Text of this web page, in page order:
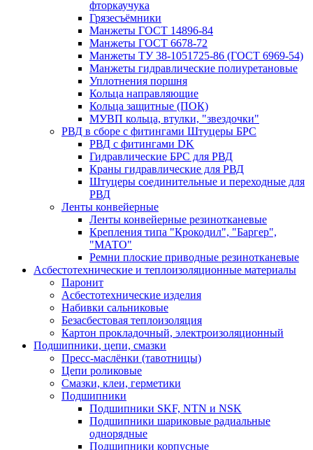
фторкаучука
Грязесъёмники
Манжеты ГОСТ 14896-84
Манжеты ГОСТ 6678-72
Манжеты ТУ 38-1051725-86 (ГОСТ 6969-54)
Манжеты гидравлические полиуретановые
Уплотнения поршня
Кольца направляющие
Кольца защитные (ПОК)
МУВП кольца, втулки, "звездочки"
РВД в сборе с фитингами Штуцеры БРС
РВД с фитингами DK
Гидравлические БРС для РВД
Краны гидравлические для РВД
Штуцеры соединительные и переходные для
РВД
Ленты конвейерные
Ленты конвейерные резинотканевые
Крепления типа "Крокодил", "Баргер",
"МАТО"
Ремни плоские приводные резинотканевые
Асбестотехнические и теплоизоляционные материалы
Паронит
Асбестотехнические изделия
Набивки сальниковые
Безасбестовая теплоизоляция
Картон прокладочный, электроизоляционный
Подшипники, цепи, смазки
Пресс-маслёнки (тавотницы)
Цепи роликовые
Смазки, клеи, герметики
Подшипники
Подшипники SKF, NTN и NSK
Подшипники шариковые радиальные
однорядные
Подшипники корпусные